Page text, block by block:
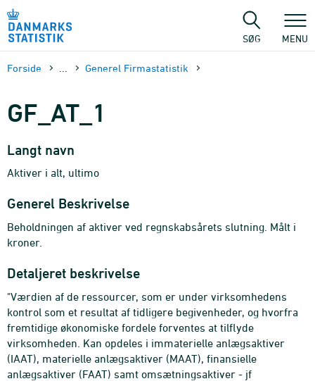
sidens
SØG MENU
Forside Generel Firmastatistik
GF_AT_1
Langt navn
Aktiver i alt, ultimo
Generel Beskrivelse
Beholdningen af aktiver ved regnskabsårets slutning. Målt i
kroner.
Detaljeret beskrivelse
"Værdien af de ressourcer, som er under virksomhedens
kontrol som et resultat af tidligere begivenheder, og hvorfra
fremtidige økonomiske fordele forventes at tilflyde
virksomheden. Kan opdeles i immaterielle anlægsaktiver
(IAAT), materielle anlægsaktiver (MAAT), finansielle
anlægsaktiver (FAAT) samt omsætningsaktiver - jf